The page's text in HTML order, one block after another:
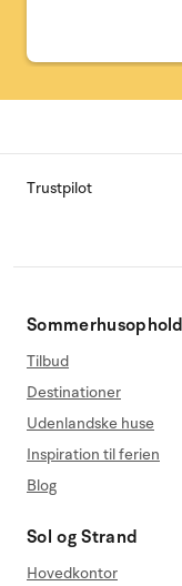
Trustpilot
Sommerhusophold
Tilbud
Destinationer
Udenlandske huse
Inspiration til ferien
Blog
Sol og Strand
Hovedkontor